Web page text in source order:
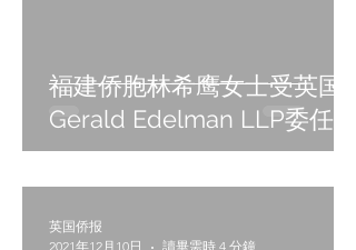
福建侨胞林希鹰女士受英国
Gerald Edelman LLP委任出
任合伙人兼亚太区总监
英国侨报
2021年12月10日
讀畢需時 4 分鐘